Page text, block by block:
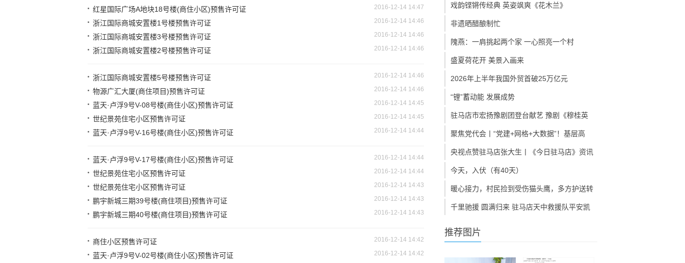
红星国际广场A地块18号楼(商住小区)预售许可证 2016-12-14 14:47
浙江国际商城安置楼1号楼预售许可证 2016-12-14 14:46
浙江国际商城安置楼3号楼预售许可证 2016-12-14 14:46
浙江国际商城安置楼2号楼预售许可证 2016-12-14 14:46
浙江国际商城安置楼5号楼预售许可证 2016-12-14 14:46
物源广汇大厦(商住项目)预售许可证 2016-12-14 14:46
蓝天·卢浮9号V-08号楼(商住小区)预售许可证 2016-12-14 14:45
世纪景苑住宅小区预售许可证 2016-12-14 14:45
蓝天·卢浮9号V-16号楼(商住小区)预售许可证 2016-12-14 14:44
蓝天·卢浮9号V-17号楼(商住小区)预售许可证 2016-12-14 14:44
世纪景苑住宅小区预售许可证 2016-12-14 14:44
世纪景苑住宅小区预售许可证 2016-12-14 14:43
鹏宇新城三期39号楼(商住项目)预售许可证 2016-12-14 14:43
鹏宇新城三期40号楼(商住项目)预售许可证 2016-12-14 14:43
商住小区预售许可证 2016-12-14 14:42
蓝天·卢浮9号V-02号楼(商住小区)预售许可证 2016-12-14 14:42
戏韵铿锵传经典 英姿飒爽《花木兰》
非遗晒醋酿制忙
隗燕：一肩挑起两个家 一心照亮一个村
盛夏荷花开 美景入画来
2026年上半年我国外贸首破25万亿元
“锂”蓄动能 发展成势
驻马店市宏扬豫剧团登台献艺 豫剧《穆桂英
聚焦党代会丨“党建+网格+大数据”！基层高
央视点赞驻马店张大生丨《今日驻马店》资讯
今天，入伏（有40天）
暖心接力，村民捡到受伤猫头鹰，多方护送转
千里驰援 圆满归来 驻马店天中救援队平安凯
推荐图片